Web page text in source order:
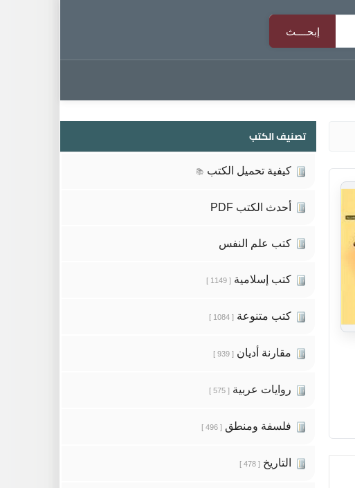
تصنيف الكتب
كيفية تحميل الكتب 📚
أحدث الكتب PDF
كتب علم النفس
كتب إسلامية [ 1149 ]
كتب متنوعة [ 1084 ]
مقارنة أديان [ 939 ]
روايات عربية [ 575 ]
فلسفة ومنطق [ 496 ]
التاريخ [ 478 ]